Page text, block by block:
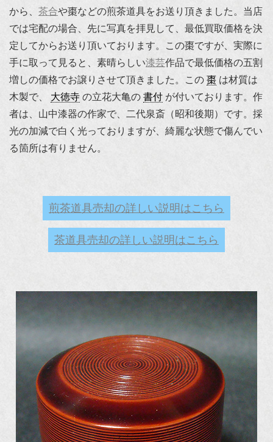
から、 茶合や棗などの煎茶道具をお送り頂きました。当店
では宅配の場合、先に写真を拝見して、最低買取価格を決
定してからお送り頂いております。この棗ですが、実際に
手に取って見ると、素晴らしい漆芸作品で最低価格の五割
増しの価格でお譲りさせて頂きました。この 棗 は材質は
木製で、 大徳寺 の立花大亀の 書付 が付いております。作
者は、山中漆器の作家で、二代泉斎（昭和後期）です。採
光の加減で白く光っておりますが、綺麗な状態で傷んでい
る箇所は有りません。
煎茶道具売却の詳しい説明はこちら
茶道具売却の詳しい説明はこちら